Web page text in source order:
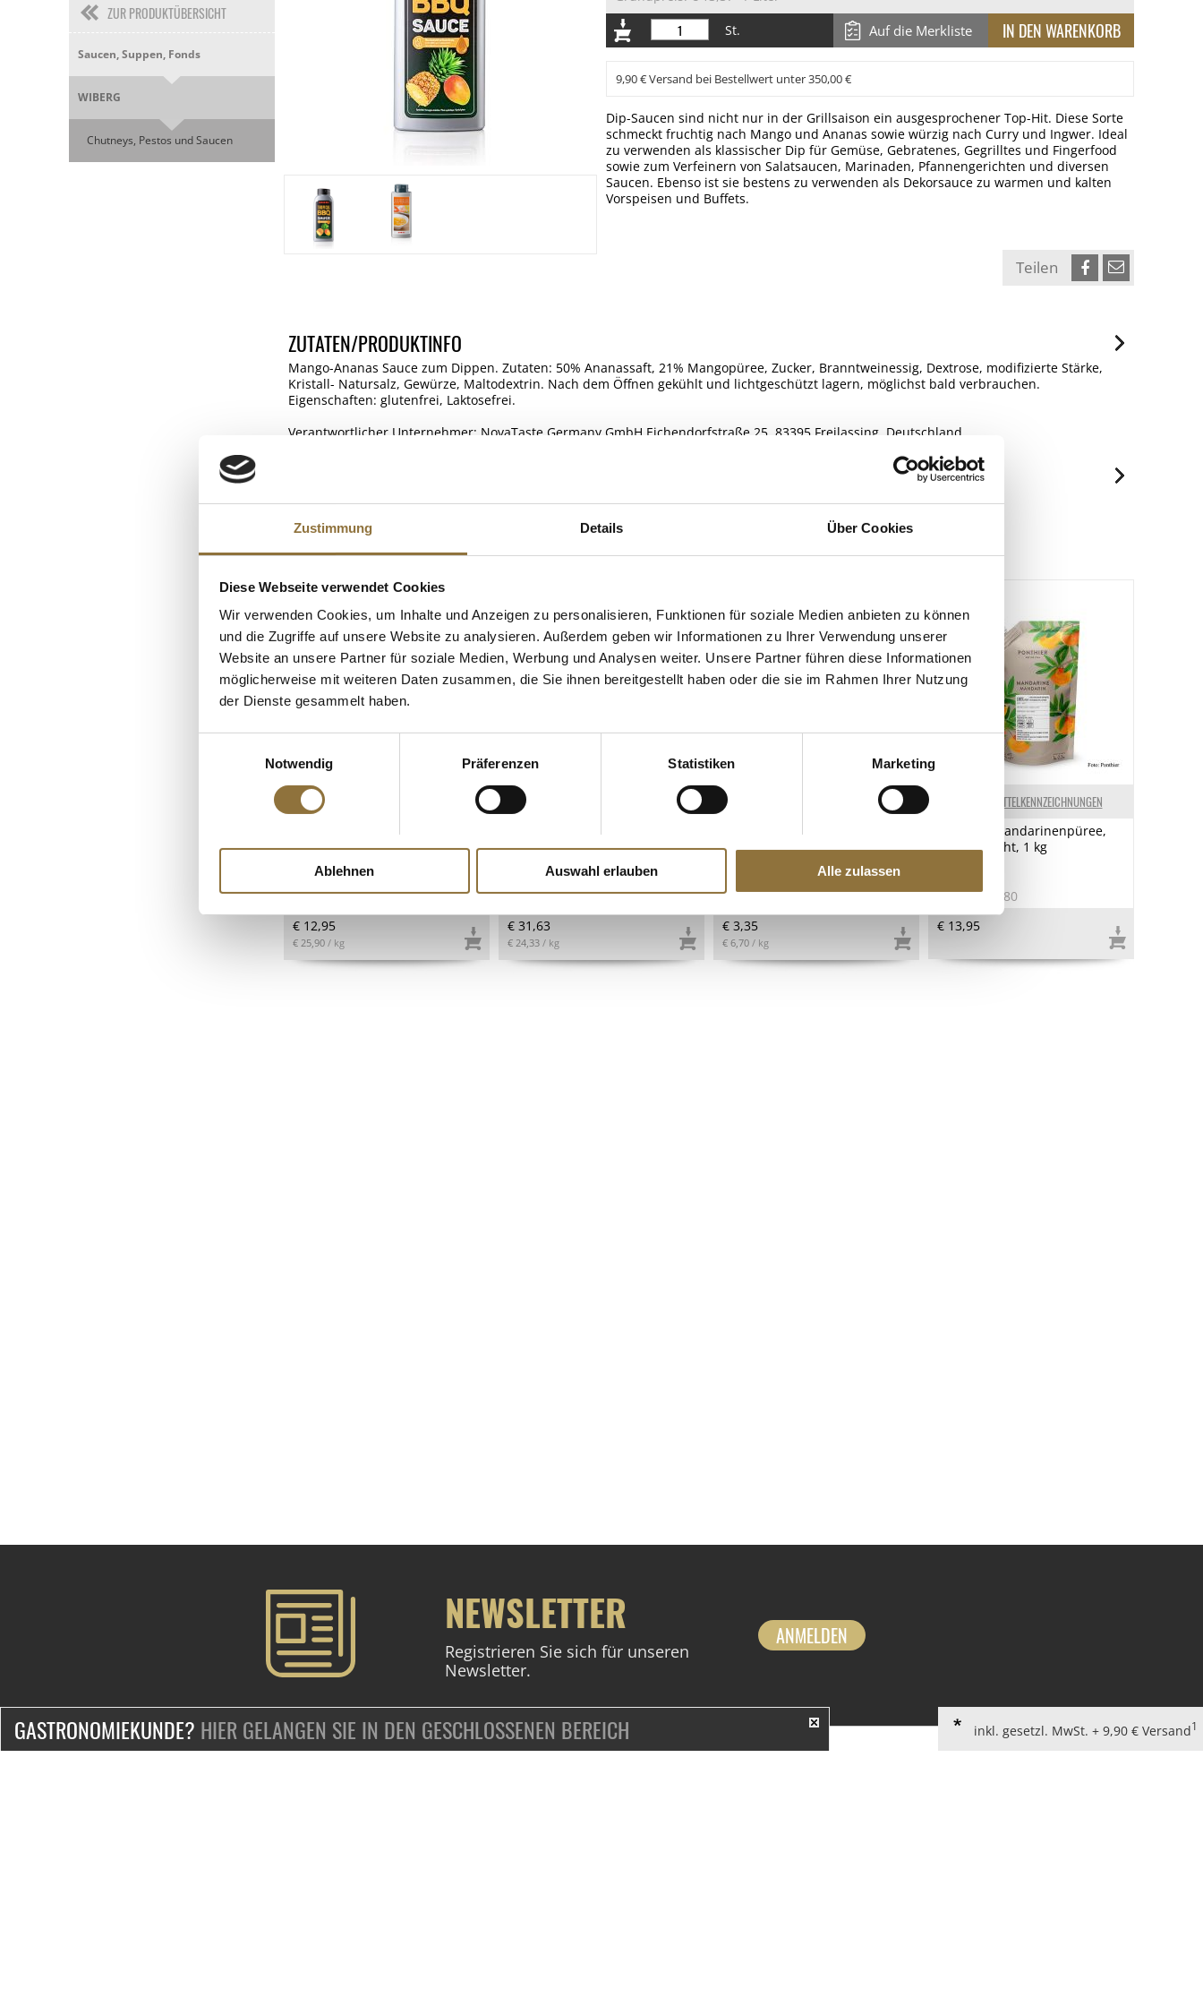
Zustimmung Details Über Cookies
Diese Webseite verwendet Cookies
Wir verwenden Cookies, um Inhalte und Anzeigen zu personalisieren, Funktionen für soziale Medien anbieten zu können
und die Zugriffe auf unsere Website zu analysieren. Außerdem geben wir Informationen zu Ihrer Verwendung unserer
Website an unsere Partner für soziale Medien, Werbung und Analysen weiter. Unsere Partner führen diese Informationen
möglicherweise mit weiteren Daten zusammen, die Sie ihnen bereitgestellt haben oder die sie im Rahmen Ihrer Nutzung
der Dienste gesammelt haben.
Notwendig
Präferenzen Statistiken Marketing
Ablehnen Auswahl erlauben Alle zulassen
ZUR PRODUKTÜBERSICHT
Saucen, Suppen, Fonds
WIBERG
Chutneys, Pestos und Saucen
St.
Auf die Merkliste
9,90 € Versand bei Bestellwert unter 350,00 €
Dip-Saucen sind nicht nur in der Grillsaison ein ausgesprochener Top-Hit. Diese Sorte
schmeckt fruchtig nach Mango und Ananas sowie würzig nach Curry und Ingwer. Ideal
zu verwenden als klassischer Dip für Gemüse, Gebratenes, Gegrilltes und Fingerfood
sowie zum Verfeinern von Salatsaucen, Marinaden, Pfannengerichten und diversen
Saucen. Ebenso ist sie bestens zu verwenden als Dekorsauce zu warmen und kalten
Vorspeisen und Buffets.
Teilen
ZUTATEN/PRODUKTINFO
Mango-Ananas Sauce zum Dippen. Zutaten: 50% Ananassaft, 21% Mangopüree, Zucker, Branntweinessig, Dextrose, modifizierte Stärke,
Kristall- Natursalz, Gewürze, Maltodextrin. Nach dem Öffnen gekühlt und lichtgeschützt lagern, möglichst bald verbrauchen.
Eigenschaften: glutenfrei, Laktosefrei.
Verantwortlicher Unternehmer: NovaTaste Germany GmbH Eichendorfstraße 25, 83395 Freilassing, Deutschland.
Nährwerte
Brennwert
davon gesättigte Fettsäuren
Kohlenhydrate
davon Zucker
Eiweiß
Salz
KUNDEN KAUFTEN AUCH
LEBENSMITTELKENNZEICHNUNGEN
Soja Big Medaillons, vegan,
Vantastic Foods, 500 g
Art.Nr.:41620
€ 12,95
€ 25,90 / kg
Guanciola - Schweinebacke
mit Pfeffer, Montalcino Salumi,
ca.1,3 kg
Art.Nr.:49406
€ 31,63
€ 24,33 / kg
LEBENSMITTELKENNZEICHNUNGEN
Bohnen, Borlotti -
Wachtelbohnen, klein,
getrocknet, 500 g
Art.Nr.:10275
€ 3,35
€ 6,70 / kg
LEBENSMITTELKENNZEICHNUNGEN
Ponthier Mandarinenpüree,
100 % Frucht, 1 kg
Art.Nr.:41180
€ 13,95
NEWSLETTER
Registrieren Sie sich für unseren
Newsletter.
ANMELDEN
GASTRONOMIEKUNDE? HIER GELANGEN SIE IN DEN GESCHLOSSENEN BEREICH inkl. gesetzl. MwSt. + 9,90 € Versand1